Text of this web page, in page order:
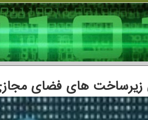
زیرساخت های فضای